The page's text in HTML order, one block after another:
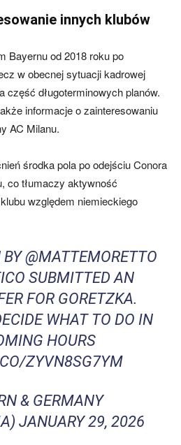
innych klubów
Bayernu od 2018 roku po
w obecnej sytuacji kadrowej
część długoterminowych planów.
informacje o zainteresowaniu
AC Milanu.
środka pola po odejściu Conora
co tłumaczy aktywność
względem niemieckiego
BY@MATTEMORETTO
SUBMITTED AN
FOR GORETZKA.
WHAT TO DO IN
HOURS
ZYVN8SG7YM
& GERMANY
JANUARY 29, 2026